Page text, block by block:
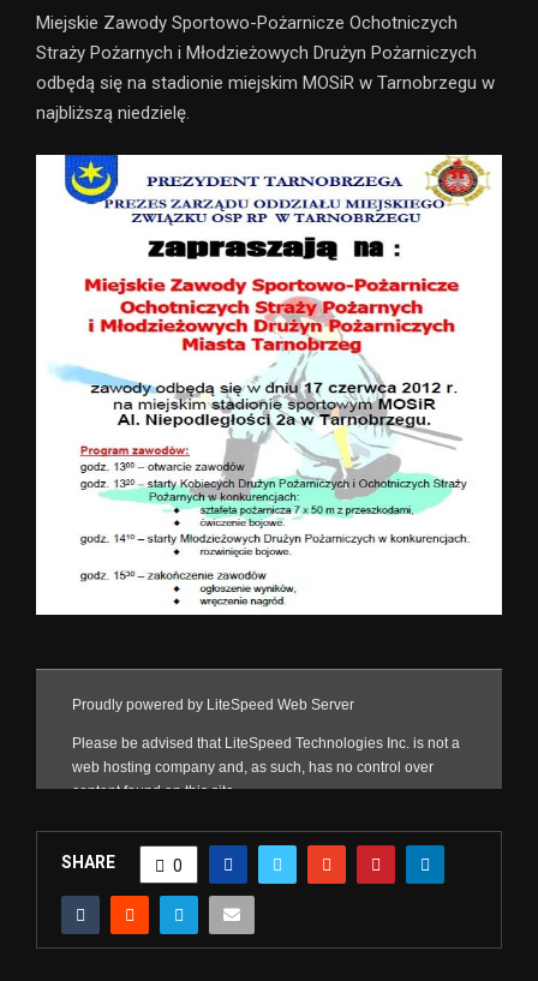
Miejskie Zawody Sportowo-Pożarnicze Ochotniczych
Straży Pożarnych i Młodzieżowych Drużyn Pożarniczych
odbędą się na stadionie miejskim MOSiR w Tarnobrzegu w
najbliższą niedzielę.
SHARE 0